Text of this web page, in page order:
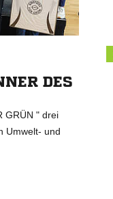
DES
GRÜN " drei
Umwelt- und